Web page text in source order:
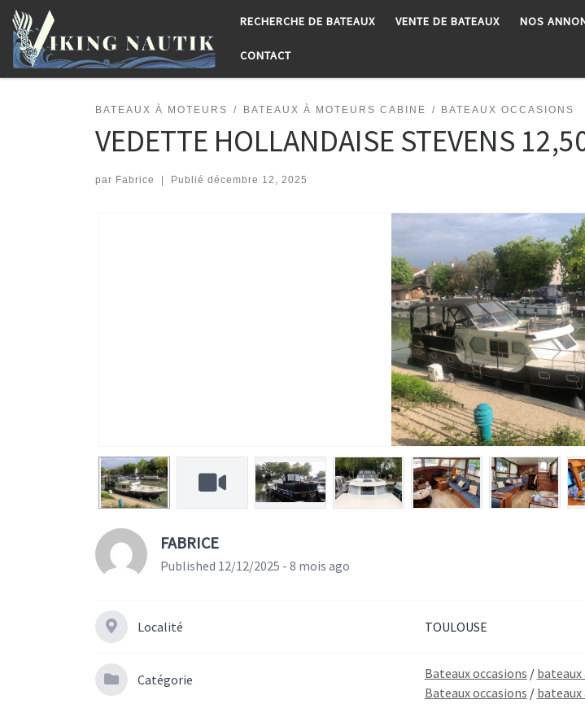
Passer au contenu RECHERCHE DE BATEAUX VENTE DE BATEAUX NOS
CONTACT
BATEAUX À MOTEURS BATEAUX À MOTEURS CABINE BATEAUX OCCASIONS
VEDETTE HOLLANDAISE STEVENS
par Fabrice | Publié décembre 12, 2025
FABRICE
Published 12/12/2025 - 8 mois ago
Localité TOULOUSE
Catégorie Bateaux occasions /
Bateaux occasions /